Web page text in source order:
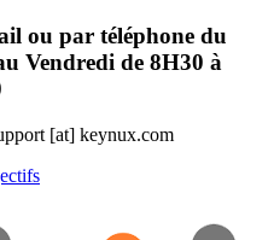
ou par téléphone du
Vendredi de 8H30 à
[at] keynux.com